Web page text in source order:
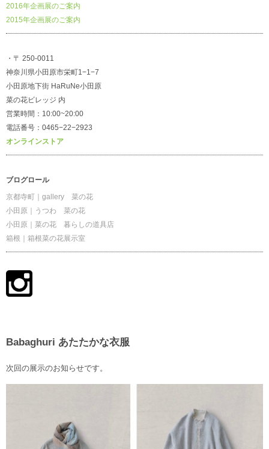
2016年企画展のご案内
2015年企画展のご案内
・〒 250-0011
神奈川県小田原市栄町1−1−7
小田原地下街 HaRuNe小田原
菜の花ビレッジ 内
営業時間：10:00~20:00
電話番号：0465−22−2923
オンラインストア
ブログロール
京都寺町｜gallery 菜の花
小田原｜うつわ 菜の花
小田原｜菜の花 暮らしの道具店
箱根｜箱根菜の花展示室
Babaghuri あたたかな衣服
次回の展示のお知らせです。